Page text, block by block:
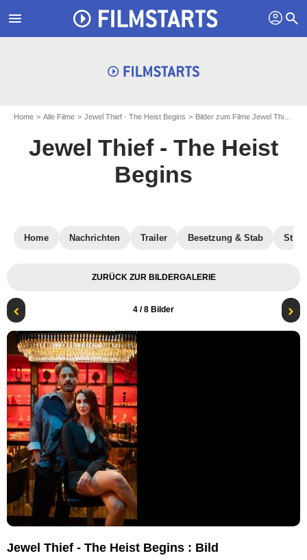
menu profil search
Home Alle Filme Jewel Thief - The Heist Begins Bilder zum Filme Jewel Thief - The Heist Begins
Jewel Thief - The Heist
Begins
Home Nachrichten Trailer Besetzung & Stab
ZURÜCK ZUR BILDERGALERIE
4 / 8 Bilder
Jewel Thief - The Heist Begins : Bild